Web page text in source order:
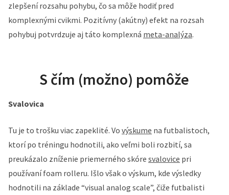
zlepšení rozsahu pohybu, čo sa môže hodiť pred
komplexnými cvikmi. Pozitívny (akútny) efekt na rozsah
pohybuj potvrdzuje aj táto komplexná meta-analýza.
S čím (možno) pomôže
Svalovica
Tu je to trošku viac zapeklité. Vo výskume na futbalistoch,
ktorí po tréningu hodnotili, ako veľmi boli rozbití, sa
preukázalo zníženie priemerného skóre svalovice pri
používaní foam rolleru. Išlo však o výskum, kde výsledky
hodnotili na základe “visual analog scale”, čiže futbalisti